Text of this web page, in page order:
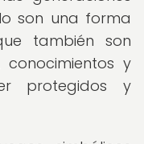
son una forma
también son
y
protegidos y